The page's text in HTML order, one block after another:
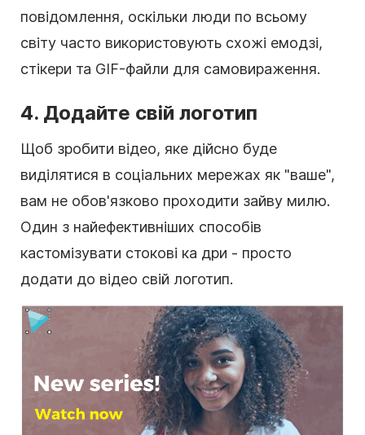
повідомлення, оскільки люди по всьому
світу часто використовують схожі емодзі,
стікери та GIF-файли для самовираження.
4. Додайте свій логотип
Щоб зробити відео, яке дійсно буде
виділятися в соціальних мережах як "ваше",
вам не обов'язково проходити зайву милю.
Один з найефективніших способів
кастомізувати стокові ка дри - просто
додати до відео свій логотип.